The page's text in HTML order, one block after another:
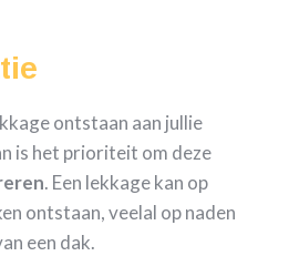
ontstaan aan jullie
is het prioriteit om deze
. Een lekkage kan op
ontstaan, veelal op naden
een dak.